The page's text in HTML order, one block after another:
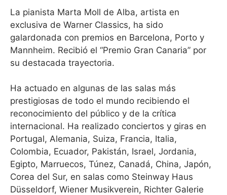
La pianista Marta Moll de Alba, artista en
exclusiva de Warner Classics, ha sido
galardonada con premios en Barcelona, Porto y
Mannheim. Recibió el “Premio Gran Canaria” por
su destacada trayectoria.
Ha actuado en algunas de las salas más
prestigiosas de todo el mundo recibiendo el
reconocimiento del público y de la crítica
internacional. Ha realizado conciertos y giras en
Portugal, Alemania, Suiza, Francia, Italia,
Colombia, Ecuador, Pakistán, Israel, Jordania,
Egipto, Marruecos, Túnez, Canadá, China, Japón,
Corea del Sur, en salas como Steinway Haus
Düsseldorf, Wiener Musikverein, Richter Galerie